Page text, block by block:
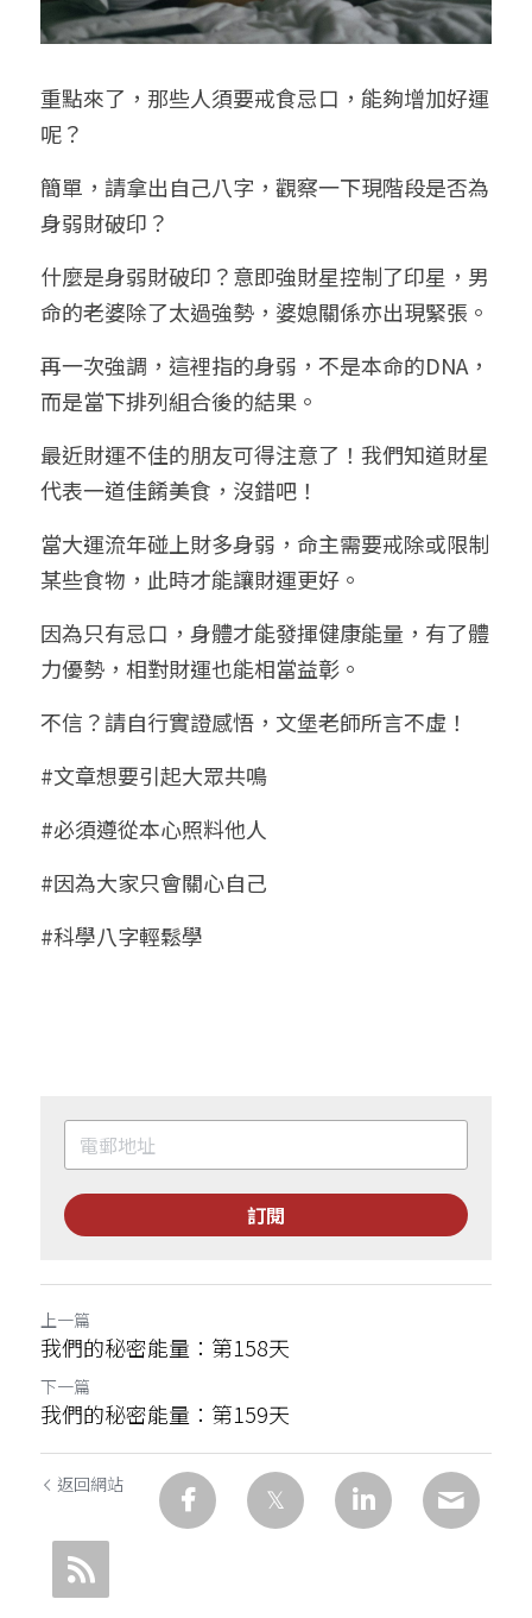
重點來了，那些人須要戒食忌口，能夠增加好運
呢？
簡單，請拿出自己八字，觀察一下現階段是否為
身弱財破印？
什麼是身弱財破印？意即強財星控制了印星，男
命的老婆除了太過強勢，婆媳關係亦出現緊張。
再一次強調，這裡指的身弱，不是本命的DNA，
而是當下排列組合後的結果。
最近財運不佳的朋友可得注意了！我們知道財星
代表一道佳餚美食，沒錯吧！
當大運流年碰上財多身弱，命主需要戒除或限制
某些食物，此時才能讓財運更好。
因為只有忌口，身體才能發揮健康能量，有了體
力優勢，相對財運也能相當益彰。
不信？請自行實證感悟，文堡老師所言不虛！
#文章想要引起大眾共鳴
#必須遵從本心照料他人
#因為大家只會關心自己
#科學八字輕鬆學
訂閱
上一篇
我們的秘密能量：第158天
下一篇
我們的秘密能量：第159天
返回網站